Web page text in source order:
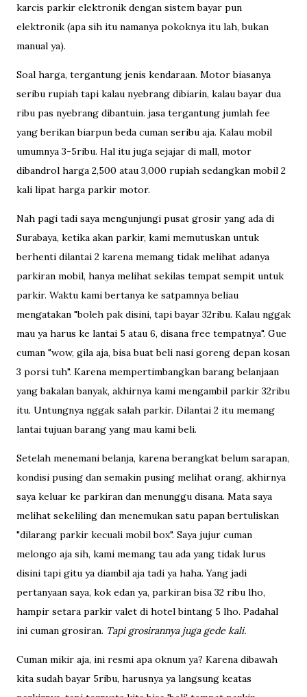
karcis parkir elektronik dengan sistem bayar pun
elektronik (apa sih itu namanya pokoknya itu lah, bukan
manual ya).
Soal harga, tergantung jenis kendaraan. Motor biasanya
seribu rupiah tapi kalau nyebrang dibiarin, kalau bayar dua
ribu pas nyebrang dibantuin. jasa tergantung jumlah fee
yang berikan biarpun beda cuman seribu aja. Kalau mobil
umumnya 3-5ribu. Hal itu juga sejajar di mall, motor
dibandrol harga 2,500 atau 3,000 rupiah sedangkan mobil 2
kali lipat harga parkir motor.
Nah pagi tadi saya mengunjungi pusat grosir yang ada di
Surabaya, ketika akan parkir, kami memutuskan untuk
berhenti dilantai 2 karena memang tidak melihat adanya
parkiran mobil, hanya melihat sekilas tempat sempit untuk
parkir. Waktu kami bertanya ke satpamnya beliau
mengatakan "boleh pak disini, tapi bayar 32ribu. Kalau nggak
mau ya harus ke lantai 5 atau 6, disana free tempatnya". Gue
cuman "wow, gila aja, bisa buat beli nasi goreng depan kosan
3 porsi tuh". Karena mempertimbangkan barang belanjaan
yang bakalan banyak, akhirnya kami mengambil parkir 32ribu
itu. Untungnya nggak salah parkir. Dilantai 2 itu memang
lantai tujuan barang yang mau kami beli.
Setelah menemani belanja, karena berangkat belum sarapan,
kondisi pusing dan semakin pusing melihat orang, akhirnya
saya keluar ke parkiran dan menunggu disana. Mata saya
melihat sekeliling dan menemukan satu papan bertuliskan
"dilarang parkir kecuali mobil box". Saya jujur cuman
melongo aja sih, kami memang tau ada yang tidak lurus
disini tapi gitu ya diambil aja tadi ya haha. Yang jadi
pertanyaan saya, kok edan ya, parkiran bisa 32 ribu lho,
hampir setara parkir valet di hotel bintang 5 lho. Padahal
ini cuman grosiran. Tapi grosirannya juga gede kali.
Cuman mikir aja, ini resmi apa oknum ya? Karena dibawah
kita sudah bayar 5ribu, harusnya ya langsung keatas